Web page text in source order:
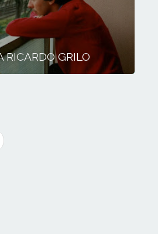
RICARDO GRILO